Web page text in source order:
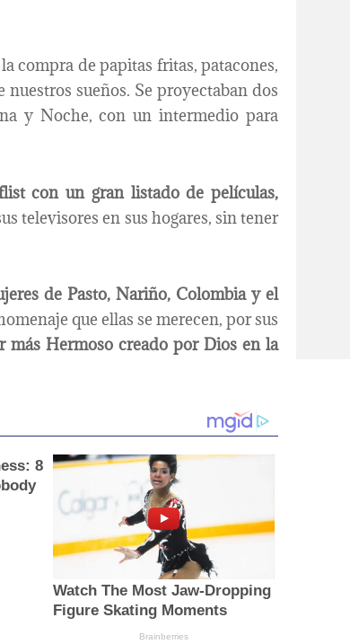
la compra de papitas fritas, patacones,
sueños. Se proyectaban dos
y Noche, con un intermedio para
con un gran listado de películas,
televisores en sus hogares, sin tener
de Pasto, Nariño, Colombia y el
que ellas se merecen, por sus
más Hermoso creado por Dios en la